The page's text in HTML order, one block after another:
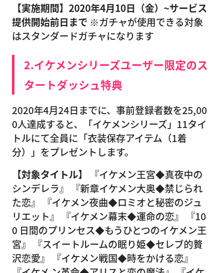
【実施期間】2020年4月10日（金）~サービス
提供開始前日まで ※ガチャが使用できる対象
はスタンダードガチャになります
2.イケメンシリーズユーザー限定のス
タートダッシュ特典
2020年4月24日までに、事前登録者数を25,00
0人達成すると、「イケメンシリーズ」11タイ
トルにて全員に「衣装保存アイテム（1着
分）」をプレゼントします。
【対象タイトル】
『イケメン王宮◆真夜中の
シンデレラ』 『新章イケメン大奥◆禁じられ
た恋』 『イケメン夜曲◆ロミオと秘密のジュ
リエット』 『イケメン幕末◆運命の恋』 『10
0 日間のプリンセス◆もうひとつのイケメン王
宮』 『スイートルームの眠り姫◆セレブ的贅
沢恋愛』 『イケメン戦国◆時をかける恋』